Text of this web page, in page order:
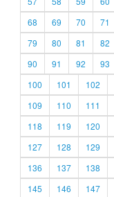
68
69 70 71
79
80 81 82
90
91 92 93
100
101 102
109
110 111
118
119 120
127
128 129
136
137 138
145
146 147